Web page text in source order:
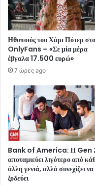
Ηθοποιός του Χάρι Πότερ στο
OnlyFans – «Σε μία μέρα
έβγαλα 17.500 ευρώ»
7 ώρες ago
Bank of America: Η Gen
αποταμιεύει λιγότερο από
άλλη γενιά, αλλά συνεχίζει να
ξοδεύει